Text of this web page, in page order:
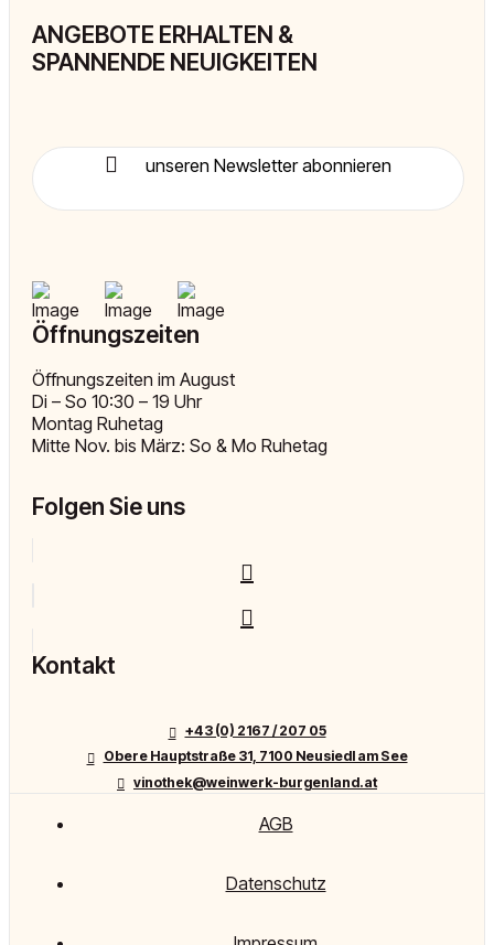
ANGEBOTE ERHALTEN &
SPANNENDE NEUIGKEITEN
unseren Newsletter abonnieren
Öffnungszeiten
Öffnungszeiten im August
Di – So 10:30 – 19 Uhr
Montag Ruhetag
Mitte Nov. bis März: So & Mo Ruhetag
Folgen Sie uns
Kontakt
+43 (0) 2167 / 207 05
Obere Hauptstraße 31, 7100 Neusiedl am See
vinothek@weinwerk-burgenland.at
AGB
Datenschutz